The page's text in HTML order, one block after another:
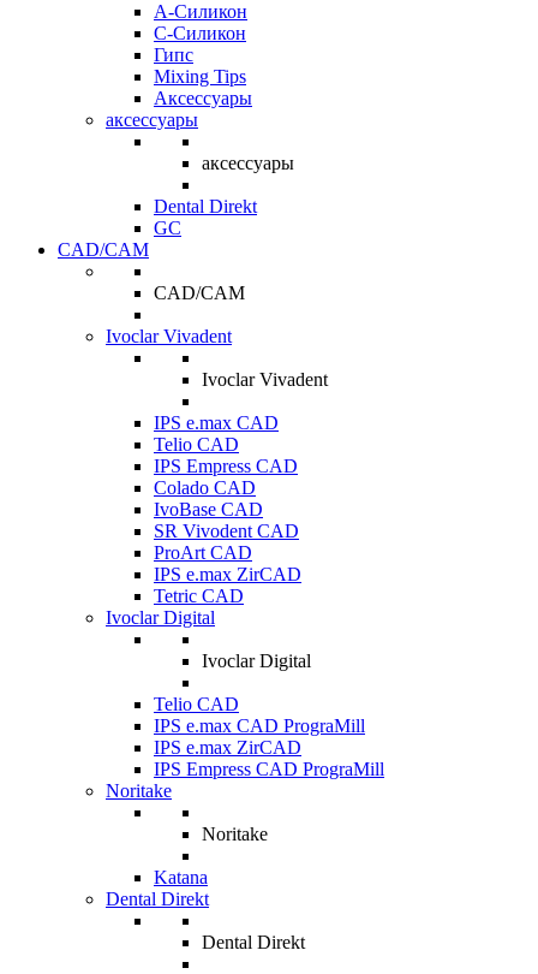
A-Силикон
C-Силикон
Гипс
Mixing Tips
Аксессуары
аксессуары
аксессуары
Dental Direkt
GC
CAD/CAM
CAD/CAM
Ivoclar Vivadent
Ivoclar Vivadent
IPS e.max CAD
Telio CAD
IPS Empress CAD
Colado CAD
IvoBase CAD
SR Vivodent CAD
ProArt CAD
IPS e.max ZirCAD
Tetric CAD
Ivoclar Digital
Ivoclar Digital
Telio CAD
IPS e.max CAD PrograMill
IPS e.max ZirCAD
IPS Empress CAD PrograMill
Noritake
Noritake
Katana
Dental Direkt
Dental Direkt